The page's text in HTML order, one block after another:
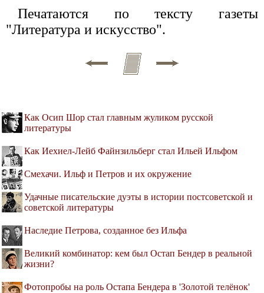
Печатаются по тексту газеты
"Литература и искусство".
Как Осип Шор стал главным жуликом русской
литературы
Как Иехиел-Лейб Файнзильберг стал Ильей Ильфом
Смехачи. Ильф и Петров и их окружение
Удачные писательские дуэты в истории постсоветской и
советской литературы
Наследие Петрова, созданное без Ильфа
Великий комбинатор: кем был Остап Бендер в реальной
жизни?
Фотопробы на роль Остапа Бендера в 'Золотой телёнок'